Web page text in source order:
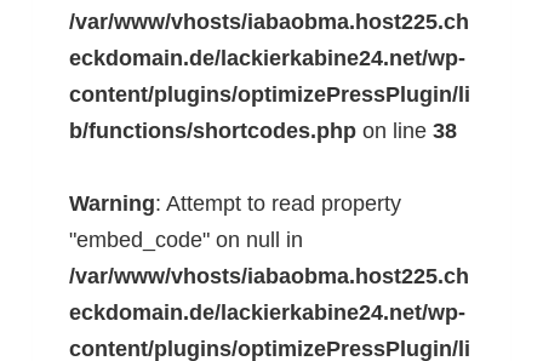
/var/www/vhosts/iabaobma.host225.ch
eckdomain.de/lackierkabine24.net/wp-
content/plugins/optimizePressPlugin/li
b/functions/shortcodes.phpon line 38
Warning: Attempt to read property
"embed_code" on null in
/var/www/vhosts/iabaobma.host225.ch
eckdomain.de/lackierkabine24.net/wp-
content/plugins/optimizePressPlugin/li